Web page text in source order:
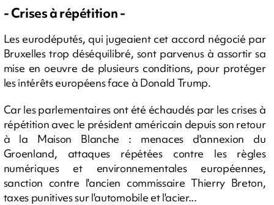
- Crises à répétition -
Les eurodéputés, qui jugeaient cet accord négocié par
Bruxelles trop déséquilibré, sont parvenus à assortir sa
mise en oeuvre de plusieurs conditions, pour protéger
les intérêts européens face à Donald Trump.
Car les parlementaires ont été échaudés par les crises à
répétition avec le président américain depuis son retour
à la Maison Blanche : menaces d'annexion du
Groenland, attaques répétées contre les règles
numériques et environnementales européennes,
sanction contre l'ancien commissaire Thierry Breton,
taxes punitives sur l'automobile et l'acier...